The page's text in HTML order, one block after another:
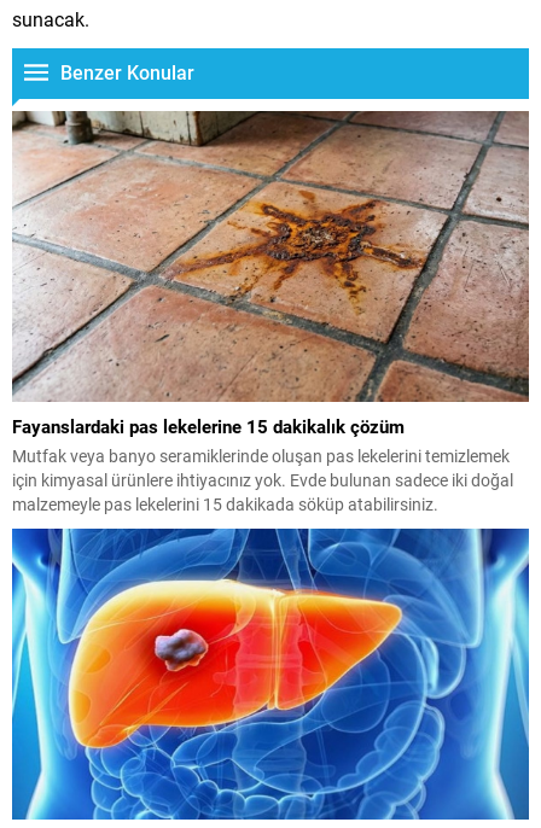
sunacak.
Benzer Konular
Fayanslardaki pas lekelerine 15 dakikalık çözüm
Mutfak veya banyo seramiklerinde oluşan pas lekelerini temizlemek
için kimyasal ürünlere ihtiyacınız yok. Evde bulunan sadece iki doğal
malzemeyle pas lekelerini 15 dakikada söküp atabilirsiniz.